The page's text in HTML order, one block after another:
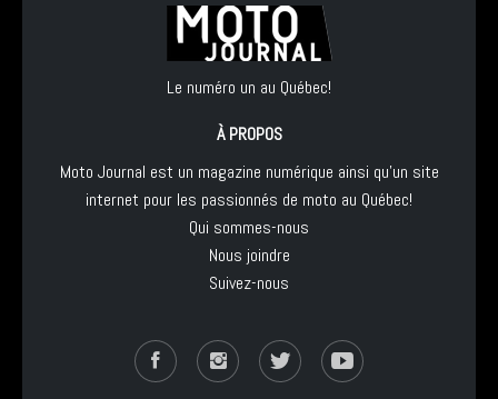
Le numéro un au Québec!
À PROPOS
Moto Journal est un magazine numérique ainsi qu'un site
internet pour les passionnés de moto au Québec!
Qui sommes-nous
Nous joindre
Suivez-nous